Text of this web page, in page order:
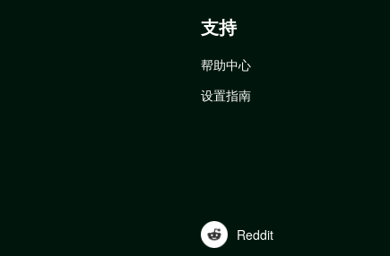
支持
帮助中心
设置指南
Reddit